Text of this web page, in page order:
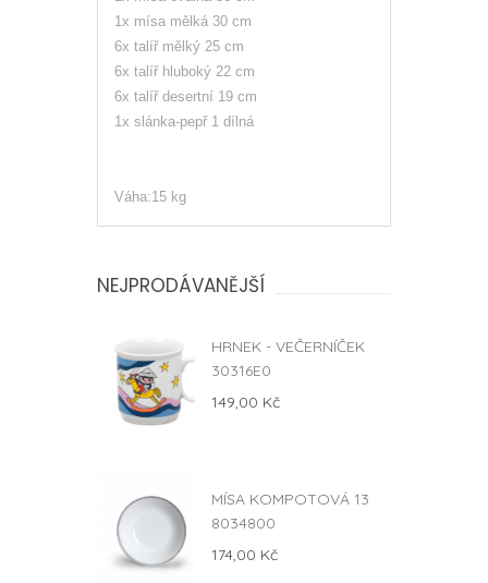
1x mísa mělká 30 cm
6x talíř mělký 25 cm
6x talíř hluboký 22 cm
6x talíř desertní 19 cm
1x slánka-pepř 1 dílná
Váha:15 kg
NEJPRODÁVANĚJŠÍ
HRNEK - VEČERNÍČEK
30316E0
149,00 Kč
MÍSA KOMPOTOVÁ 13
8034800
174,00 Kč